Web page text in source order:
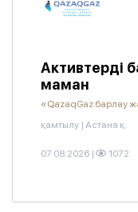
Активтерді
маман
«QazaqGaz барлау
қамтылу | Астана қ.
07.08.2026 | 1072